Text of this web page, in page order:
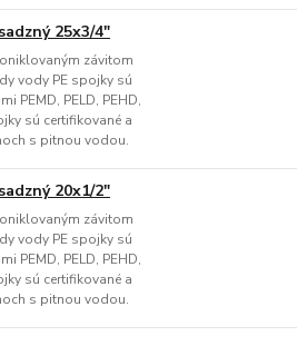
25x3/4"
závitom
vody PE spojky sú
PEMD, PELD, PEHD,
sú certifikované a
s pitnou vodou.
20x1/2"
závitom
vody PE spojky sú
PEMD, PELD, PEHD,
sú certifikované a
s pitnou vodou.